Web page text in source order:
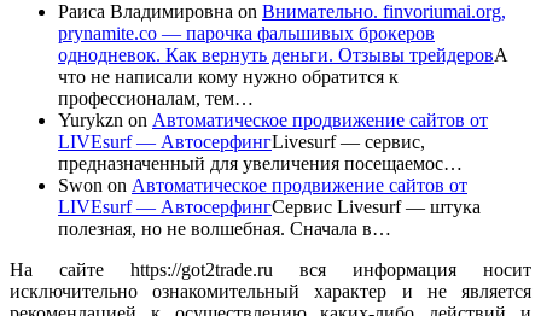
Раиса Владимировна on Внимательно. finvoriumai.org,
prynamite.co — парочка фальшивых брокеров
однодневок. Как вернуть деньги. Отзывы трейдеровА
что не написали кому нужно обратится к
профессионалам, тем…
Yurykzn on Автоматическое продвижение сайтов от
LIVEsurf — АвтосерфингLivesurf — сервис,
предназначенный для увеличения посещаемос…
Swon on Автоматическое продвижение сайтов от
LIVEsurf — АвтосерфингСервис Livesurf — штука
полезная, но не волшебная. Сначала в…
На сайте https://got2trade.ru вся информация носит
исключительно ознакомительный характер и не является